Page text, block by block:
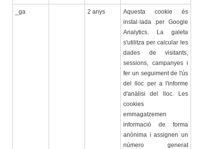
_ga 2 anys
Aquesta cookie és
instal·lada per Google
Analytics. La galeta
s'utilitza per calcular les
dades de visitants,
sessions, campanyes i
fer un seguiment de l'ús
del lloc per a l'informe
d'anàlisi del lloc. Les
cookies
emmagatzemen
informació de forma
anònima i assignen un
número generat